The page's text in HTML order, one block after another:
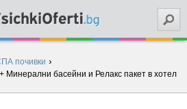
почивки ›
Минерални басейни и Релакс пакет в хотел